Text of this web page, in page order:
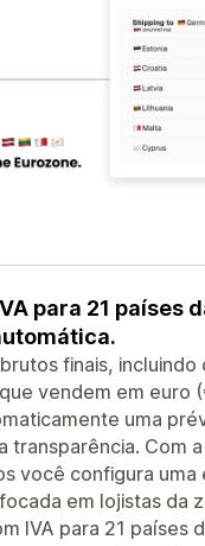
para 21 países
finais,
vendem em
uma
transparência. Com
você configura
em lojistas da
IVA para 21 países